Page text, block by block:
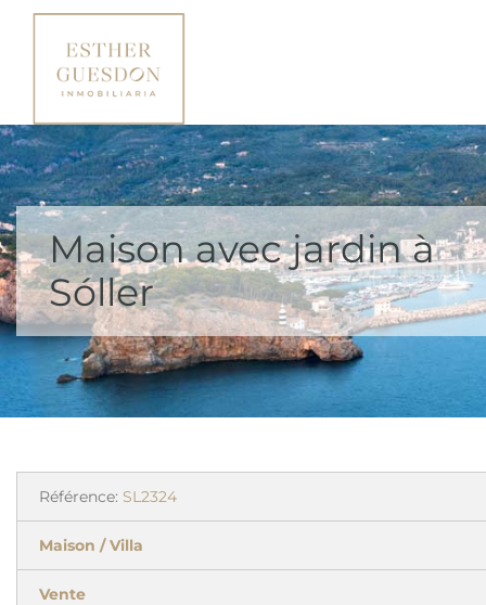
Maison avec jardin à
Sóller
Référence: SL2324
Maison / Villa
Vente